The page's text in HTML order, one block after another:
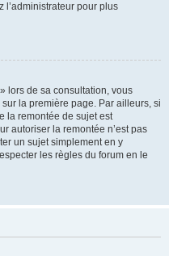
l’administrateur pour plus
lors de sa consultation, vous
la première page. Par ailleurs, si
la remontée de sujet est
autoriser la remontée n’est pas
un sujet simplement en y
les règles du forum en le